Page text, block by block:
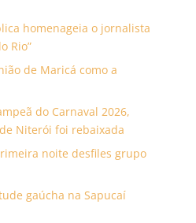
homenageia o jornalista
Rio”
de Maricá como a
do Carnaval 2026,
Niterói foi rebaixada
noite desfiles grupo
gaúcha na Sapucaí